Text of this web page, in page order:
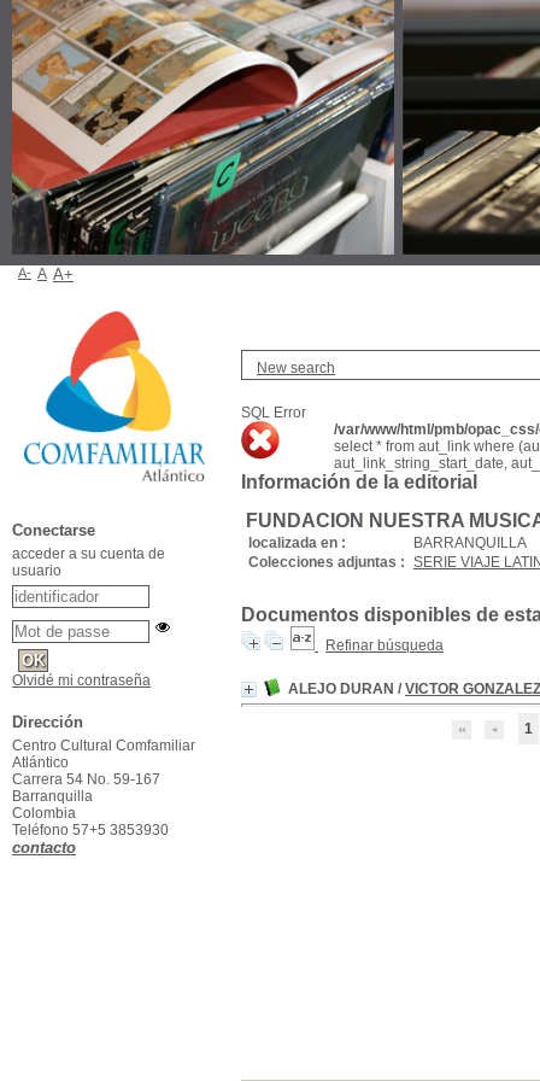
New search
SQL Error
/var/www/html/pmb/
select * from aut_link where
aut_link_string_start_date,
Información de la editorial
FUNDACION NUESTRA
localizada en :
BARRANQUILLA
Colecciones adjuntas : SERIE VIAJE
Documentos disponibles de
Refinar búsqueda
ALEJO DURAN / VICTOR
1
A- A A+
Conectarse
acceder a su cuenta de
usuario
Olvidé mi contraseña
Dirección
Centro Cultural Comfamiliar
Atlántico
Carrera 54 No. 59-167
Barranquilla
Colombia
Teléfono 57+5 3853930
contacto